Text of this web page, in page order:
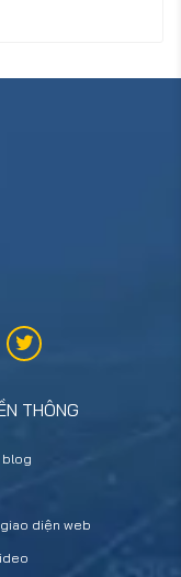
THÔNG
blog
diện web